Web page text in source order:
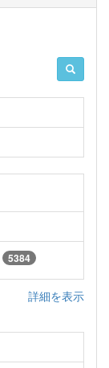
5384
詳細を表示